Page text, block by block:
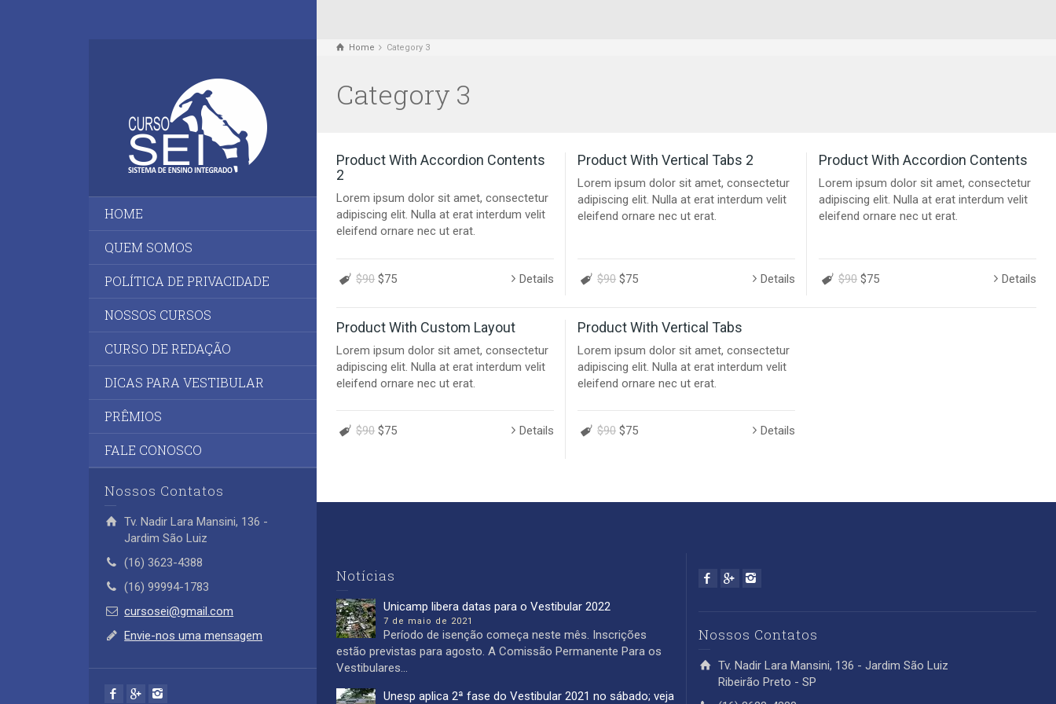
HOME
QUEM SOMOS
POLÍTICA DE PRIVACIDADE
NOSSOS CURSOS
CURSO DE REDAÇÃO
DICAS PARA VESTIBULAR
PRÊMIOS
FALE CONOSCO
Nossos Contatos
Tv. Nadir Lara Mansini, 136 -
Jardim São Luiz
(16) 3623-4388
(16) 99994-1783
cursosei@gmail.com
Envie-nos uma mensagem
Home Category 3
Category 3
Product With Accordion Contents
2
Lorem ipsum dolor sit amet, consectetur
adipiscing elit. Nulla at erat interdum velit
eleifend ornare nec ut erat.
$90 $75 Details
Product With Vertical Tabs 2
Lorem ipsum dolor sit amet, consectetur
adipiscing elit. Nulla at erat interdum velit
eleifend ornare nec ut erat.
$90 $75 Details
Product With Accordion Contents
Lorem ipsum dolor sit amet, consectetur
adipiscing elit. Nulla at erat interdum velit
eleifend ornare nec ut erat.
$90 $75 Details
Product With Custom Layout
Lorem ipsum dolor sit amet, consectetur
adipiscing elit. Nulla at erat interdum velit
eleifend ornare nec ut erat.
$90 $75 Details
Product With Vertical Tabs
Lorem ipsum dolor sit amet, consectetur
adipiscing elit. Nulla at erat interdum velit
eleifend ornare nec ut erat.
$90 $75 Details
Notícias
Unicamp libera datas para o Vestibular 2022
7 de maio de 2021
Período de isenção começa neste mês. Inscrições
estão previstas para agosto. A Comissão Permanente Para os
Vestibulares...
Unesp aplica 2ª fase do Vestibular 2021 no sábado; veja
Nossos Contatos
Tv. Nadir Lara Mansini, 136 - Jardim São Luiz
Ribeirão Preto - SP